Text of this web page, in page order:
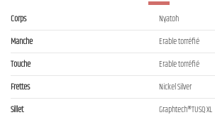
Corps
Nyatoh
Manche
Erable torréfié
Touche
Erable torréfié
Frettes
Nickel Silver
Sillet
Graphtech®TUSQ XL